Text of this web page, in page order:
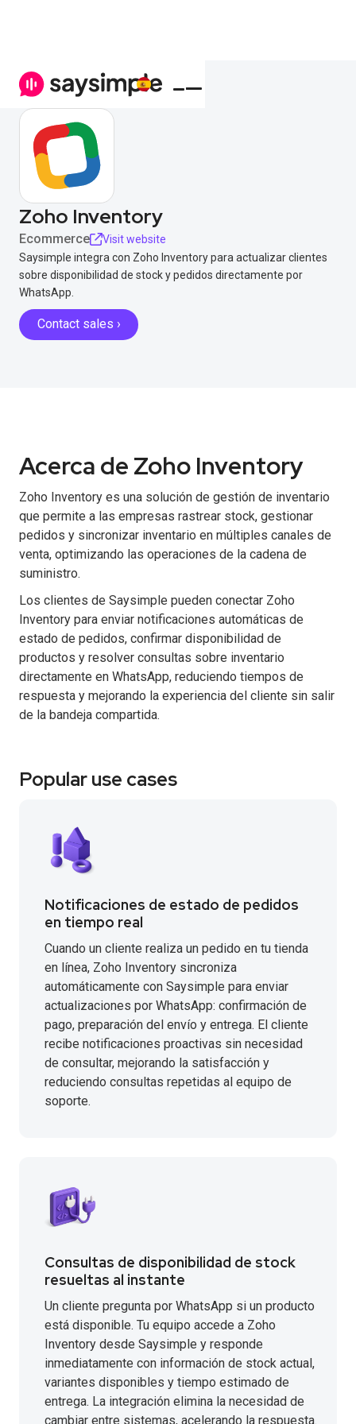
Zoho Inventory
Ecommerce
Visit website
Saysimple integra con Zoho Inventory para actualizar clientes
sobre disponibilidad de stock y pedidos directamente por
WhatsApp.
Contact sales ›
Acerca de Zoho Inventory
Zoho Inventory es una solución de gestión de inventario
que permite a las empresas rastrear stock, gestionar
pedidos y sincronizar inventario en múltiples canales de
venta, optimizando las operaciones de la cadena de
suministro.
Los clientes de Saysimple pueden conectar Zoho
Inventory para enviar notificaciones automáticas de
estado de pedidos, confirmar disponibilidad de
productos y resolver consultas sobre inventario
directamente en WhatsApp, reduciendo tiempos de
respuesta y mejorando la experiencia del cliente sin salir
de la bandeja compartida.
Popular use cases
Notificaciones de estado de pedidos
en tiempo real
Cuando un cliente realiza un pedido en tu tienda
en línea, Zoho Inventory sincroniza
automáticamente con Saysimple para enviar
actualizaciones por WhatsApp: confirmación de
pago, preparación del envío y entrega. El cliente
recibe notificaciones proactivas sin necesidad
de consultar, mejorando la satisfacción y
reduciendo consultas repetidas al equipo de
soporte.
Consultas de disponibilidad de stock
resueltas al instante
Un cliente pregunta por WhatsApp si un producto
está disponible. Tu equipo accede a Zoho
Inventory desde Saysimple y responde
inmediatamente con información de stock actual,
variantes disponibles y tiempo estimado de
entrega. La integración elimina la necesidad de
cambiar entre sistemas, acelerando la respuesta.